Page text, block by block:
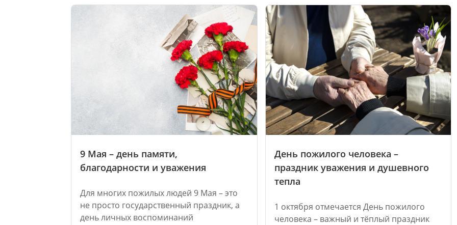
9 Мая – день памяти,
благодарности и уважения
Для многих пожилых людей 9 Мая – это
не просто государственный праздник, а
день личных воспоминаний
День пожилого человека –
праздник уважения и душевного
тепла
1 октября отмечается День пожилого
человека – важный и тёплый праздник